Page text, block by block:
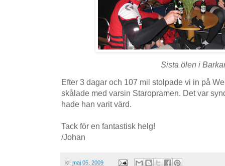
Sista ölen i
Efter 3 dagar och 107 mil stolpade vi in på
skålade med varsin Staropramen. Det var
hade han varit värd.
Tack för en fantastisk helg!
/Johan
kl. maj 05, 2009